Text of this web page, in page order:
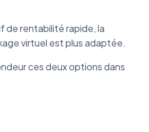
de rentabilité rapide, la
virtuel est plus adaptée.
ces deux options dans